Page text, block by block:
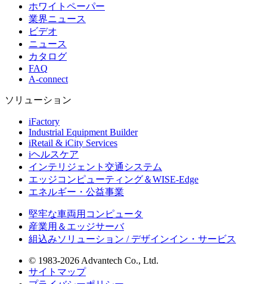
ホワイトペーパー
業界ニュース
ビデオ
ニュース
カタログ
FAQ
A-connect
ソリューション
iFactory
Industrial Equipment Builder
iRetail & iCity Services
iヘルスケア
インテリジェント交通システム
エッジコンピューティング＆WISE-Edge
エネルギー・公益事業
堅牢な車両用コンピュータ
産業用＆エッジサーバ
組込みソリューション / デザインイン・サービス
© 1983-2026 Advantech Co., Ltd.
サイトマップ